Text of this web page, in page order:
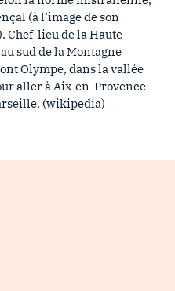
(à l’image de son
Chef-lieu de la Haute
sud de la Montagne
Olympe, dans la vallée
aller à Aix-en-Provence
(wikipedia)